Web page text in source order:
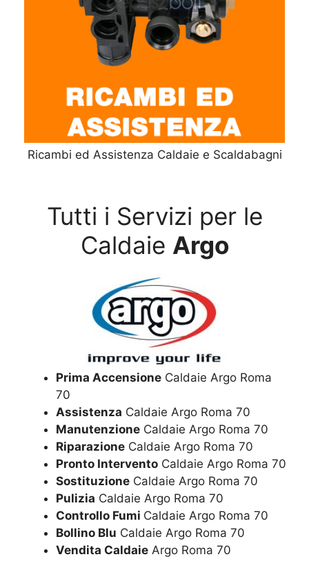
Ricambi ed Assistenza Caldaie e Scaldabagni
Tutti i Servizi per le
Caldaie Argo
Prima Accensione Caldaie Argo Roma
70
Assistenza Caldaie Argo Roma 70
Manutenzione Caldaie Argo Roma 70
Riparazione Caldaie Argo Roma 70
Pronto Intervento Caldaie Argo Roma 70
Sostituzione Caldaie Argo Roma 70
Pulizia Caldaie Argo Roma 70
Controllo Fumi Caldaie Argo Roma 70
Bollino Blu Caldaie Argo Roma 70
Vendita Caldaie Argo Roma 70